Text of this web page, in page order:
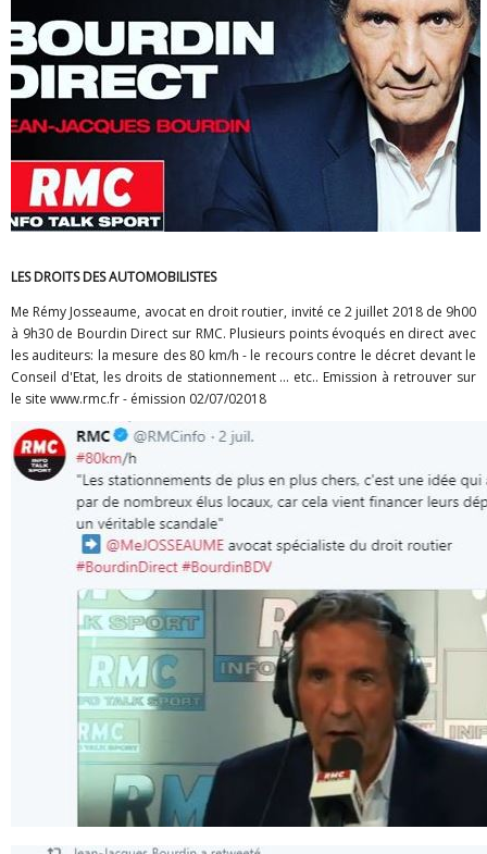
LES DROITS DES AUTOMOBILISTES
Me Rémy Josseaume, avocat en droit routier, invité ce 2 juillet 2018 de 9h00
à 9h30 de Bourdin Direct sur RMC. Plusieurs points évoqués en direct avec
les auditeurs: la mesure des 80 km/h - le recours contre le décret devant le
Conseil d'Etat, les droits de stationnement ... etc.. Emission à retrouver sur
le site www.rmc.fr - émission 02/07/02018